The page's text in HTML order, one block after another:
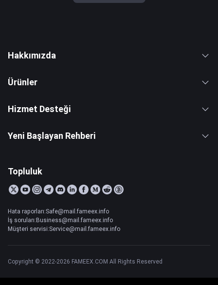
Hakkımızda
Ürünler
Hizmet Desteği
Yeni Başlayan Rehberi
Topluluk
Hata raporları:Safe@mail.fameex.info
İş soruları:Business@mail.fameex.info
Müşteri servisi:Service@mail.fameex.info
Copyright © 2022-2026 FAMEEX.COM All Rights Reserved